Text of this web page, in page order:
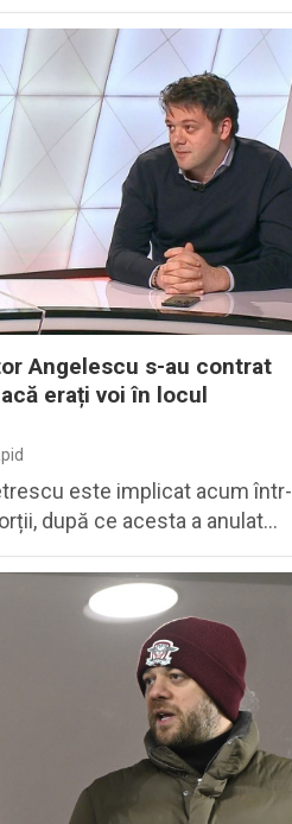
Angelescu s-au contrat
erați voi în locul
este implicat acum într-
după ce acesta a anulat…